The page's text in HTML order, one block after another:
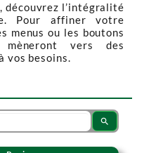
découvrez l’intégralité
Pour affiner votre
menus ou les boutons
vers des
vos besoins.
search